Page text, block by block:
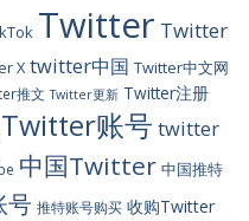
Twitter Twitter
X twitter中国 Twitter中文网
推文 Twitter更新 Twitter注册
Twitter账号 twitter
中国Twitter 中国推特
号 推特账号购买 收购Twitter